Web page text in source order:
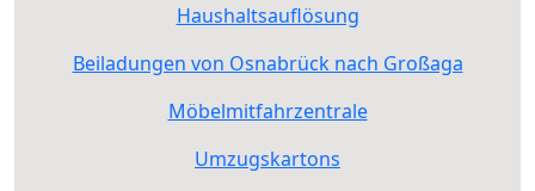
Haushaltsauflösung
Beiladungen von Osnabrück nach Großaga
Möbelmitfahrzentrale
Umzugskartons